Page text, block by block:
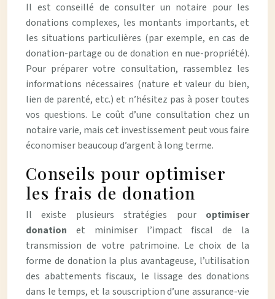
Il est conseillé de consulter un notaire pour les
donations complexes, les montants importants, et
les situations particulières (par exemple, en cas de
donation-partage ou de donation en nue-propriété).
Pour préparer votre consultation, rassemblez les
informations nécessaires (nature et valeur du bien,
lien de parenté, etc.) et n’hésitez pas à poser toutes
vos questions. Le coût d’une consultation chez un
notaire varie, mais cet investissement peut vous faire
économiser beaucoup d’argent à long terme.
Conseils pour optimiser
les frais de donation
Il existe plusieurs stratégies pour optimiser
donation et minimiser l’impact fiscal de la
transmission de votre patrimoine. Le choix de la
forme de donation la plus avantageuse, l’utilisation
des abattements fiscaux, le lissage des donations
dans le temps, et la souscription d’une assurance-vie